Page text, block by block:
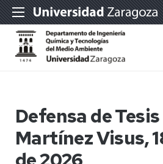
Defensa de
Martínez Visus,